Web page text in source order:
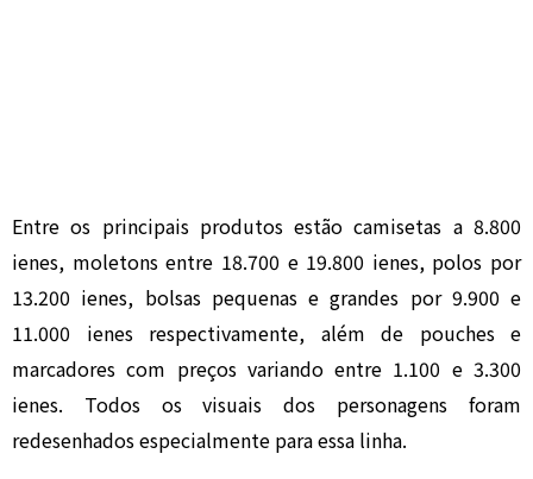
Entre os principais produtos estão camisetas a 8.800
ienes, moletons entre 18.700 e 19.800 ienes, polos por
13.200 ienes, bolsas pequenas e grandes por 9.900 e
11.000 ienes respectivamente, além de pouches e
marcadores com preços variando entre 1.100 e 3.300
ienes. Todos os visuais dos personagens foram
redesenhados especialmente para essa linha.